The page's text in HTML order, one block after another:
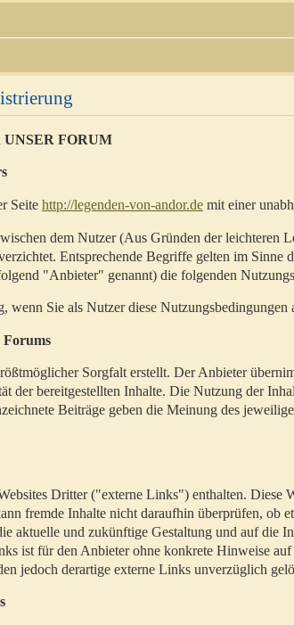
FORUM
Seite http://legenden-von-andor.de mit einer
dem Nutzer (Aus Gründen der leichteren
Entsprechende Begriffe gelten im Sinne
"Anbieter" genannt) die folgenden
wenn Sie als Nutzer diese Nutzungsbedingungen
Forums
Sorgfalt erstellt. Der Anbieter
der bereitgestellten Inhalte. Die Nutzung der
Beiträge geben die Meinung des
Dritter ("externe Links") enthalten. Diese
fremde Inhalte nicht daraufhin überprüfen, ob
aktuelle und zukünftige Gestaltung und auf die
ist für den Anbieter ohne konkrete Hinweise auf
jedoch derartige externe Links unverzüglich